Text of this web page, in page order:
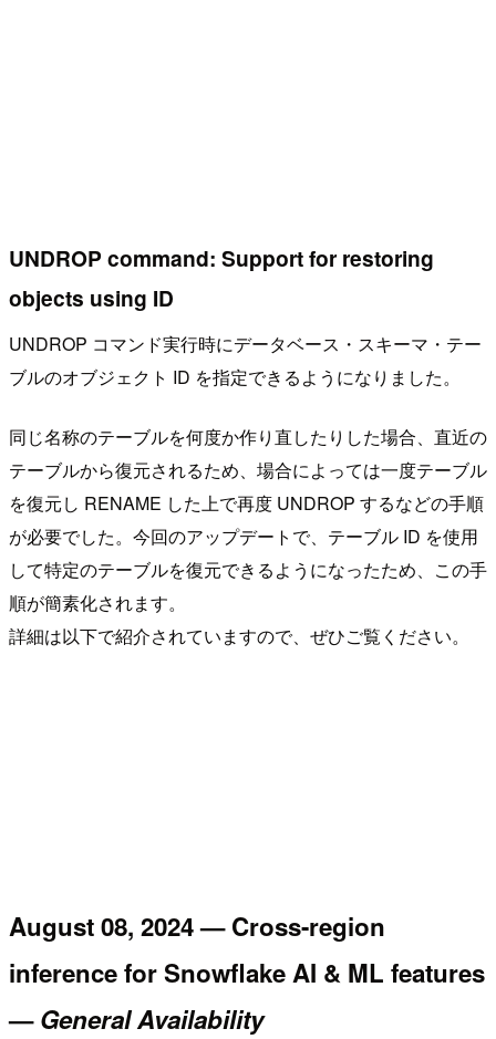
UNDROP command: Support for restoring
objects using ID
UNDROP コマンド実行時にデータベース・スキーマ・テー
ブルのオブジェクト ID を指定できるようになりました。
同じ名称のテーブルを何度か作り直したりした場合、直近の
テーブルから復元されるため、場合によっては一度テーブル
を復元し RENAME した上で再度 UNDROP するなどの手順
が必要でした。今回のアップデートで、テーブル ID を使用
して特定のテーブルを復元できるようになったため、この手
順が簡素化されます。
詳細は以下で紹介されていますので、ぜひご覧ください。
August 08, 2024 — Cross-region
inference for Snowflake AI & ML features
—General Availability